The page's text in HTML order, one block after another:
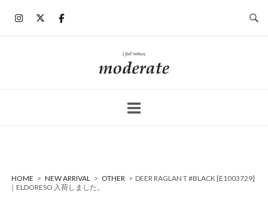
ホ
ー
HOME > NEW ARRIVAL > OTHER > DEER RAGLAN T #BLACK [E1003729]
｜ELDORESO 入荷しました。